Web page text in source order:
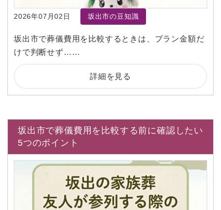
2026年07月02日 坂出市の豆知識
坂出市で葬儀費用を比較するときは、プラン金額だ
けで判断せず……
詳細を見る
坂出市で葬儀費用を比較する前に確認したい
5つのポイント